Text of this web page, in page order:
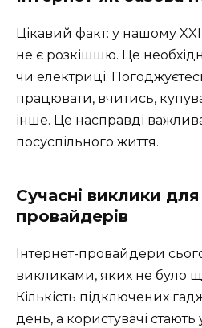
Цікавий факт: у нашому XXI
не є розкішшю. Це
чи електриці.
працювати, вчитись,
інше. Це насправді
посуспільного життя.
Сучасні виклики для
провайдерів
Інтернет-провайдери
викликами, яких не було
Кількість підключених
день, а користувачі